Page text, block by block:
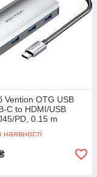
Vention OTG USB
C to HDMI/USB
PD, 0.15 m